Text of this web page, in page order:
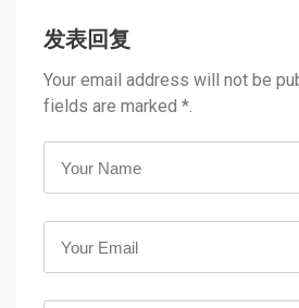
发表回复
Your email address will not be
fields are marked *.